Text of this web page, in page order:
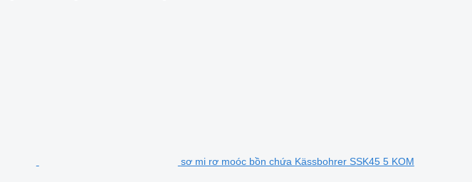
sơ mi rơ moóc bồn chứa Kässbohrer SSK45 5 KOM